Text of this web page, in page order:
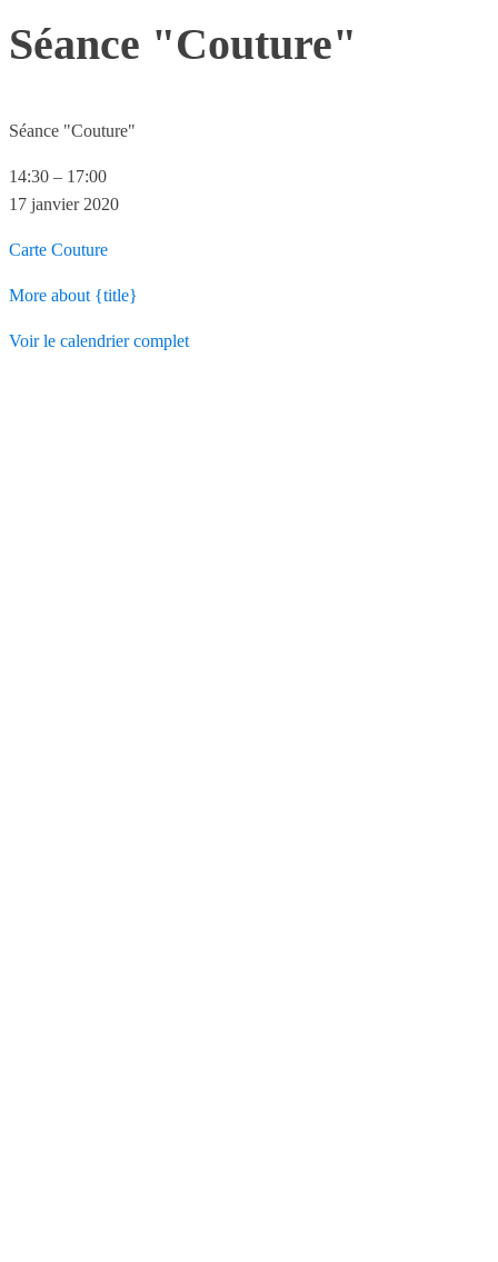
Séance "Couture"
Séance "Couture"
14:30 – 17:00
17 janvier 2020
Carte Couture
More about {title}
Voir le calendrier complet